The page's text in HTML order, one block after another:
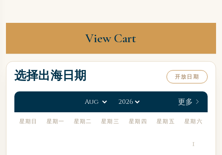
View Cart
选择出海日期 开放日期
更多
星期日 星期一 星期二 星期三 星期四 星期五 星期六
1